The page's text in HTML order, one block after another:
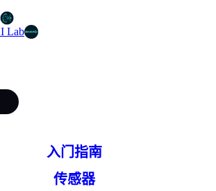
Lab
入门指南
传感器